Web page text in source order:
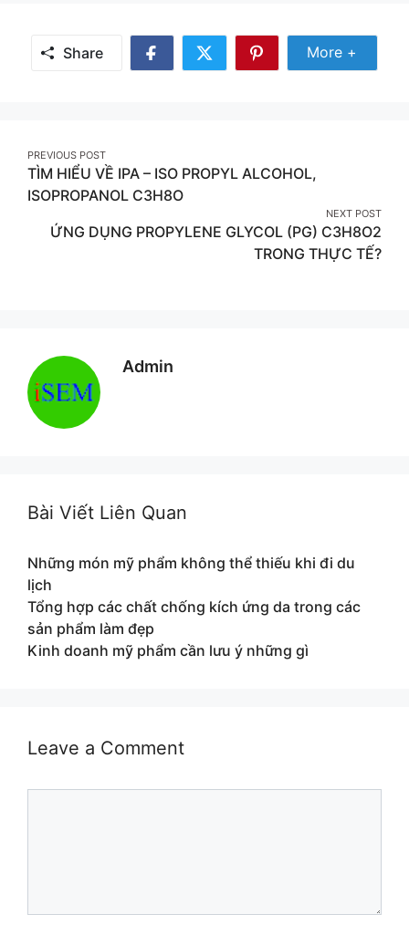
Share
Share
Share
Share
More
More +
Post
navigation
PREVIOUS POST
TÌM HIỂU VỀ IPA – ISO PROPYL ALCOHOL,
ISOPROPANOL C3H8O
NEXT POST
ỨNG DỤNG PROPYLENE GLYCOL (PG) C3H8O2
TRONG THỰC TẾ?
Admin
Bài Viết Liên Quan
Những món mỹ phẩm không thể thiếu khi đi du
lịch
Tổng hợp các chất chống kích ứng da trong các
sản phẩm làm đẹp
Kinh doanh mỹ phẩm cần lưu ý những gì
Leave a Comment